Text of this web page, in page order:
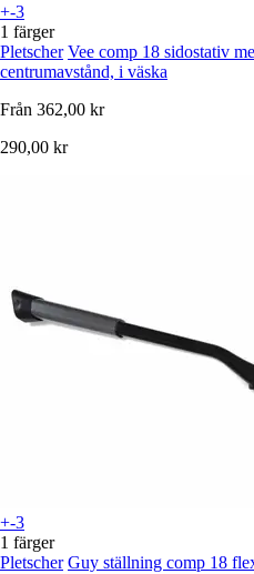
+-3
1 färger
Pletscher Vee comp 18 sidostativ
centrumavstånd, i väska
Från 362,00 kr
290,00 kr
+-3
1 färger
Pletscher Guy ställning comp 18